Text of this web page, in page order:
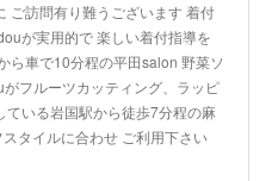
ご訪問有り難うございます 着付
が実用的で 楽しい着付指導を
ら車で10分程の平田salon 野菜ソ
フルーツカッティング、ラッピ
ている岩国駅から徒歩7分程の麻
タイルに合わせ ご利用下さい